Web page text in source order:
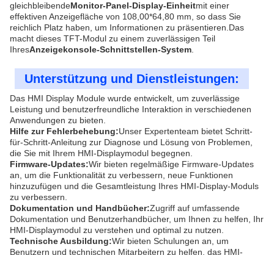
gleichbleibendeMonitor-Panel-Display-Einheitmit einer
effektiven Anzeigefläche von 108,00*64,80 mm, so dass Sie
reichlich Platz haben, um Informationen zu präsentieren.Das
macht dieses TFT-Modul zu einem zuverlässigen Teil
IhresAnzeigekonsole-Schnittstellen-System
Unterstützung und Dienstleistungen:
Das HMI Display Module wurde entwickelt, um zuverlässige
Leistung und benutzerfreundliche Interaktion in verschiedenen
Anwendungen zu bieten.
Hilfe zur Fehlerbehebung:Unser Expertenteam bietet Schritt-
für-Schritt-Anleitung zur Diagnose und Lösung von Problemen,
die Sie mit Ihrem HMI-Displaymodul begegnen.
Firmware-Updates:Wir bieten regelmäßige Firmware-Updates
an, um die Funktionalität zu verbessern, neue Funktionen
hinzuzufügen und die Gesamtleistung Ihres HMI-Display-Moduls
zu verbessern.
Dokumentation und Handbücher:Zugriff auf umfassende
Dokumentation und Benutzerhandbücher, um Ihnen zu helfen, Ihr
HMI-Displaymodul zu verstehen und optimal zu nutzen.
Technische Ausbildung:Wir bieten Schulungen an, um
Benutzern und technischen Mitarbeitern zu helfen, das HMI-